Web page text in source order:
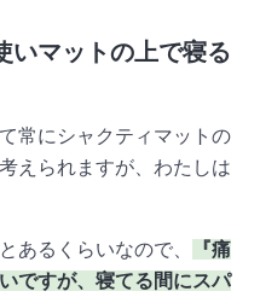
いマットの上で寝る
常にシャクティマットの
えられますが、わたしは
あるくらいなので、
『痛
ですが、寝てる間にスパ